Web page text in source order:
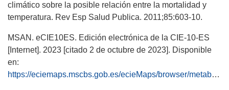
climático sobre la posible relación entre la mortalidad y
temperatura. Rev Esp Salud Publica. 2011;85:603-10.
MSAN. eCIE10ES. Edición electrónica de la CIE-10-ES
[Internet]. 2023 [citado 2 de octubre de 2023]. Disponible
en:
https://eciemaps.mscbs.gob.es/ecieMaps/browser/metabuscador.html